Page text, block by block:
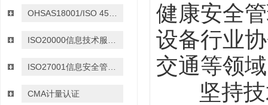
CMA计量认证
健康安全
设备行业
交通等领
坚持